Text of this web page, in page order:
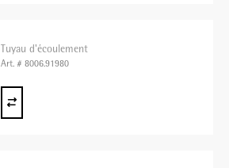
Tuyau d'écoulement
Art. # 8006.91980